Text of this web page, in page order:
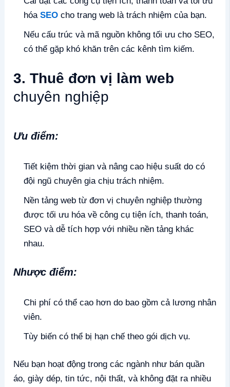
hóaSEO cho trang web là trách nhiệm của bạn.
Nếu cấu trúc và mã nguồn không tối ưu cho SEO,
có thể gặp khó khăn trên các kênh tìm kiếm.
3. Thuê đơn vị làm web
chuyên nghiệp
Ưu điểm:
Tiết kiệm thời gian và nâng cao hiệu suất do có
đội ngũ chuyên gia chịu trách nhiệm.
Nền tảng web từ đơn vị chuyên nghiệp thường
được tối ưu hóa về công cụ tiện ích, thanh toán,
SEO và dễ tích hợp với nhiều nền tảng khác
nhau.
Nhược điểm:
Chi phí có thể cao hơn do bao gồm cả lương nhân
viên.
Tùy biến có thể bị hạn chế theo gói dịch vụ.
Nếu bạn hoạt động trong các ngành như bán quần
áo, giày dép, tin tức, nội thất, và không đặt ra nhiều